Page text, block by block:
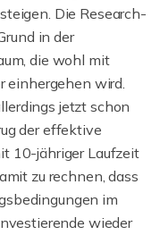
Die Research-
in der
die wohl mit
einhergehen wird.
jetzt schon
der effektive
10-jähriger Laufzeit
zu rechnen, dass
im
wieder